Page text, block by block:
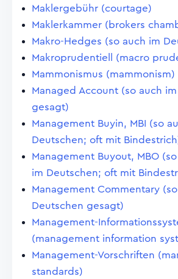
Maklergebühr (courtage)
Maklerkammer (brokers
Makro-Hedges (so auch im
Makroprudentiell (macro
Mammonismus (mammonism)
Managed Account (so auch
gesagt)
Management Buyin, MBI (so
Deutschen; oft mit
Management Buyout, MBO
im Deutschen; oft mit
Management Commentary
Deutschen gesagt)
Management-
(management information
Management-Vorschriften
standards)